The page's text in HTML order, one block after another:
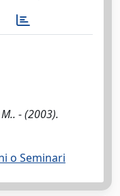
- (2003).
o Seminari